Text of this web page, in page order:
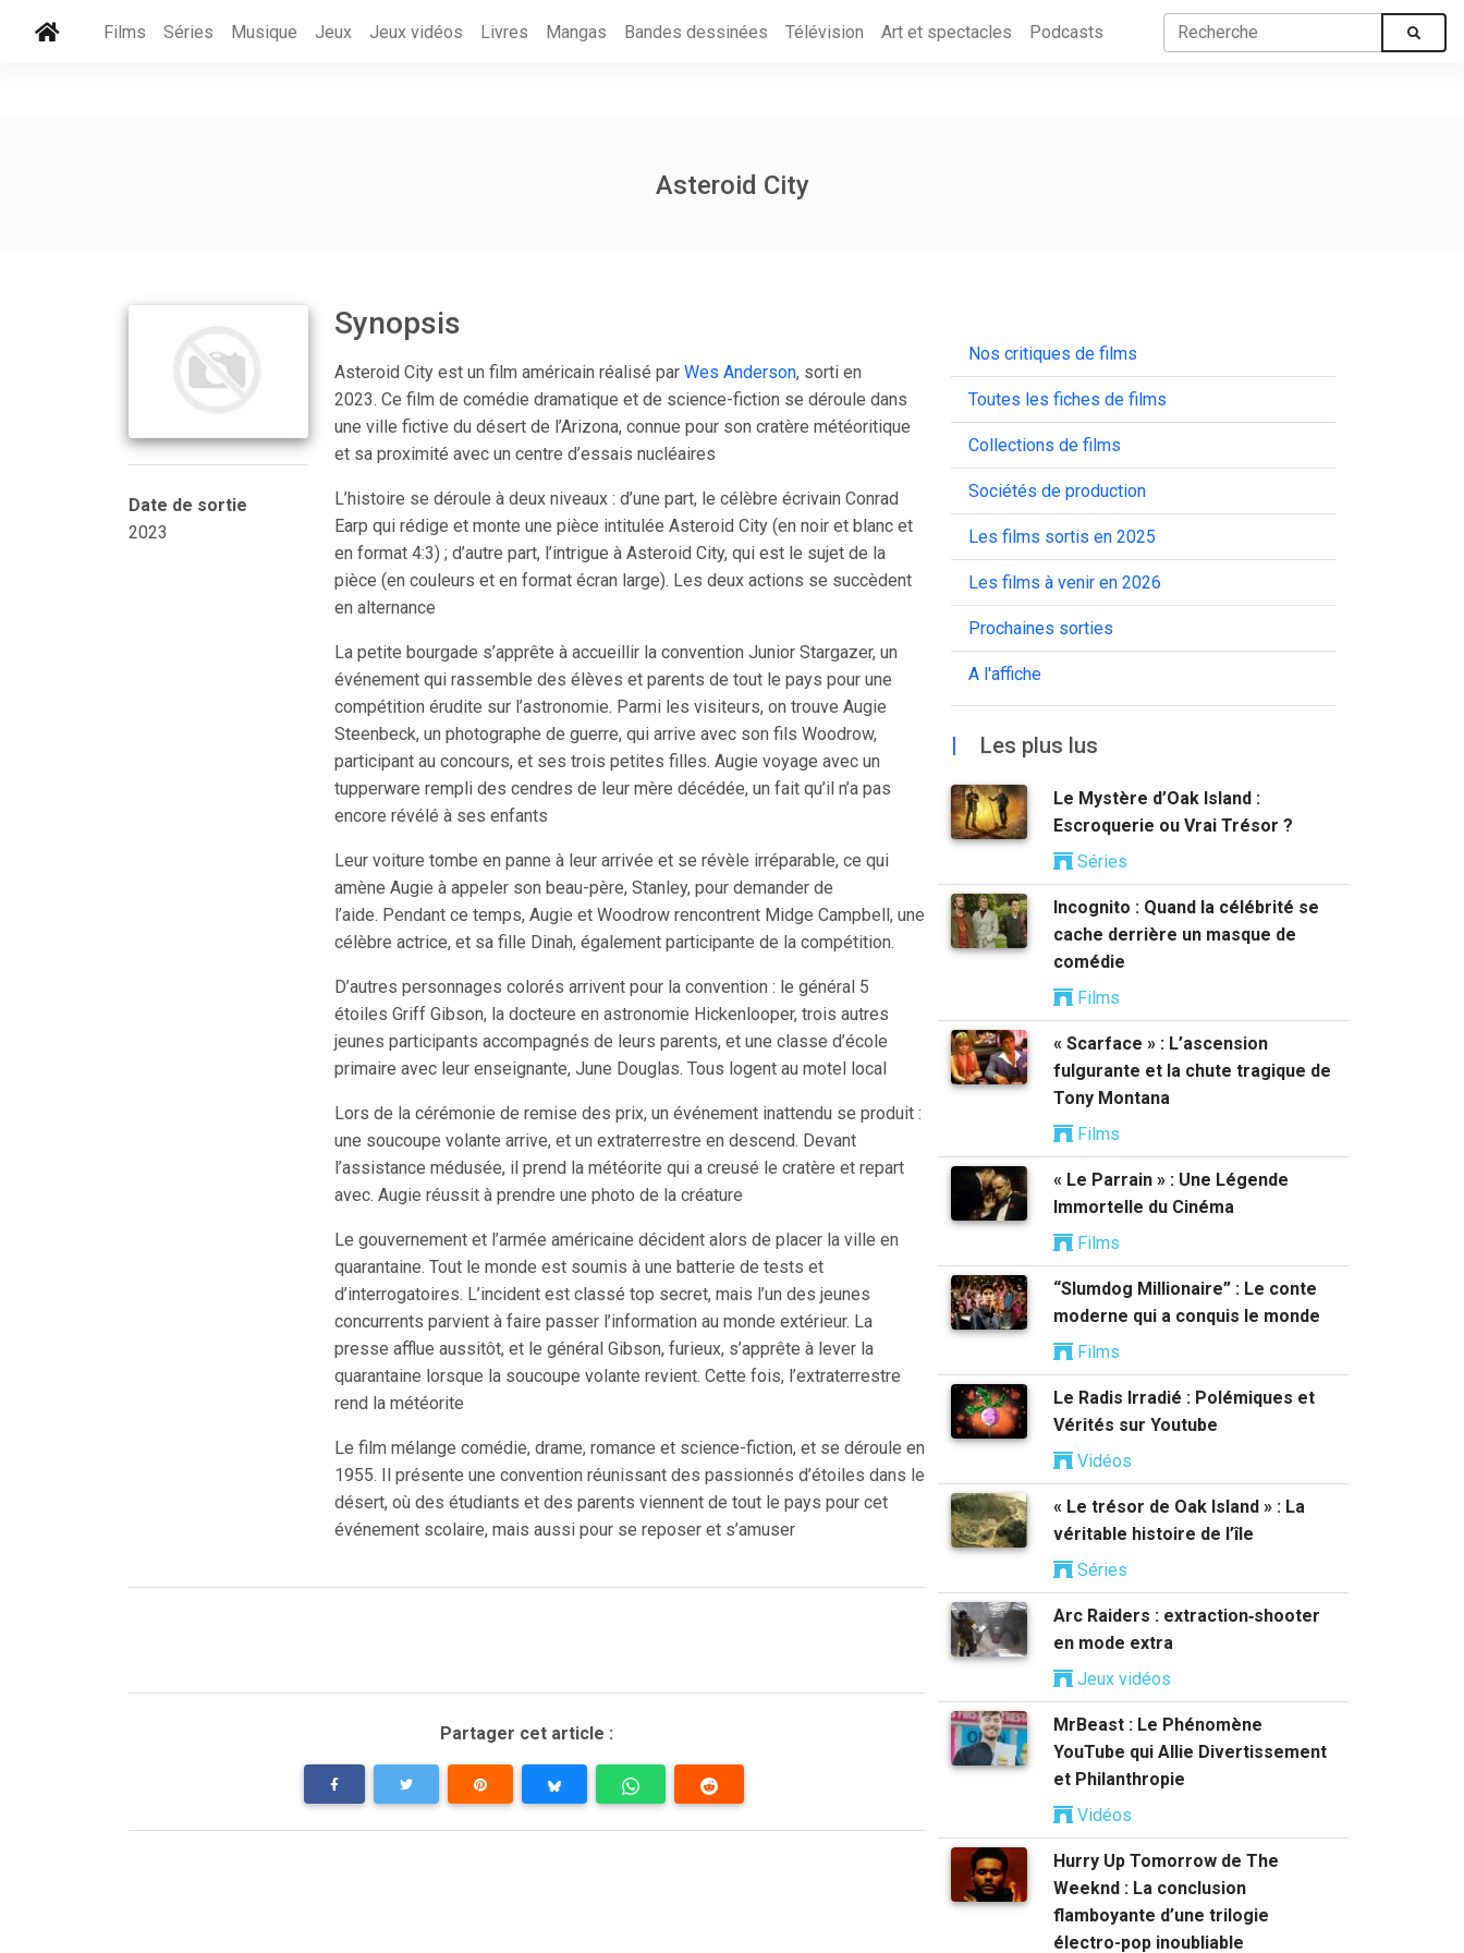
Films Séries Musique Jeux Jeux vidéos Livres Mangas Bandes dessinées Télévision Art et spectacles Podcasts
Asteroid City
Date de sortie
2023
Synopsis
Asteroid City est un film américain réalisé par Wes Anderson, sorti en
2023. Ce film de comédie dramatique et de science-fiction se déroule dans
une ville fictive du désert de l’Arizona, connue pour son cratère météoritique
et sa proximité avec un centre d’essais nucléaires
L’histoire se déroule à deux niveaux : d’une part, le célèbre écrivain Conrad
Earp qui rédige et monte une pièce intitulée Asteroid City (en noir et blanc et
en format 4:3) ; d’autre part, l’intrigue à Asteroid City, qui est le sujet de la
pièce (en couleurs et en format écran large). Les deux actions se succèdent
en alternance
La petite bourgade s’apprête à accueillir la convention Junior Stargazer, un
événement qui rassemble des élèves et parents de tout le pays pour une
compétition érudite sur l’astronomie. Parmi les visiteurs, on trouve Augie
Steenbeck, un photographe de guerre, qui arrive avec son fils Woodrow,
participant au concours, et ses trois petites filles. Augie voyage avec un
tupperware rempli des cendres de leur mère décédée, un fait qu’il n’a pas
encore révélé à ses enfants
Leur voiture tombe en panne à leur arrivée et se révèle irréparable, ce qui
amène Augie à appeler son beau-père, Stanley, pour demander de
l’aide. Pendant ce temps, Augie et Woodrow rencontrent Midge Campbell, une
célèbre actrice, et sa fille Dinah, également participante de la compétition.
D’autres personnages colorés arrivent pour la convention : le général 5
étoiles Griff Gibson, la docteure en astronomie Hickenlooper, trois autres
jeunes participants accompagnés de leurs parents, et une classe d’école
primaire avec leur enseignante, June Douglas. Tous logent au motel local
Lors de la cérémonie de remise des prix, un événement inattendu se produit :
une soucoupe volante arrive, et un extraterrestre en descend. Devant
l’assistance médusée, il prend la météorite qui a creusé le cratère et repart
avec. Augie réussit à prendre une photo de la créature
Le gouvernement et l’armée américaine décident alors de placer la ville en
quarantaine. Tout le monde est soumis à une batterie de tests et
d’interrogatoires. L’incident est classé top secret, mais l’un des jeunes
concurrents parvient à faire passer l’information au monde extérieur. La
presse afflue aussitôt, et le général Gibson, furieux, s’apprête à lever la
quarantaine lorsque la soucoupe volante revient. Cette fois, l’extraterrestre
rend la météorite
Le film mélange comédie, drame, romance et science-fiction, et se déroule en
1955. Il présente une convention réunissant des passionnés d’étoiles dans le
désert, où des étudiants et des parents viennent de tout le pays pour cet
événement scolaire, mais aussi pour se reposer et s’amuser
Partager cet article :
Nos critiques de films
Toutes les fiches de films
Collections de films
Sociétés de production
Les films sortis en 2025
Les films à venir en 2026
Prochaines sorties
A l'affiche
| Les plus lus
Le Mystère d’Oak Island :
Escroquerie ou Vrai Trésor ?
Séries
Incognito : Quand la célébrité se
cache derrière un masque de
comédie
Films
« Scarface » : L’ascension
fulgurante et la chute tragique de
Tony Montana
Films
« Le Parrain » : Une Légende
Immortelle du Cinéma
Films
“Slumdog Millionaire” : Le conte
moderne qui a conquis le monde
Films
Le Radis Irradié : Polémiques et
Vérités sur Youtube
Vidéos
« Le trésor de Oak Island » : La
véritable histoire de l’île
Séries
Arc Raiders : extraction‑shooter
en mode extra
Jeux vidéos
MrBeast : Le Phénomène
YouTube qui Allie Divertissement
et Philanthropie
Vidéos
Hurry Up Tomorrow de The
Weeknd : La conclusion
flamboyante d’une trilogie
électro-pop inoubliable